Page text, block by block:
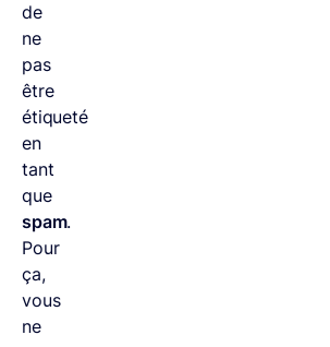
de
ne
pas
être
étiqueté
en
tant
que
spam.
Pour
ça,
vous
ne